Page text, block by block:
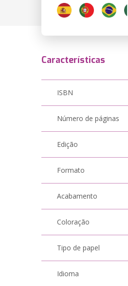
Características
ISBN
Número de páginas
Edição
Formato
Acabamento
Coloração
Tipo de papel
Idioma